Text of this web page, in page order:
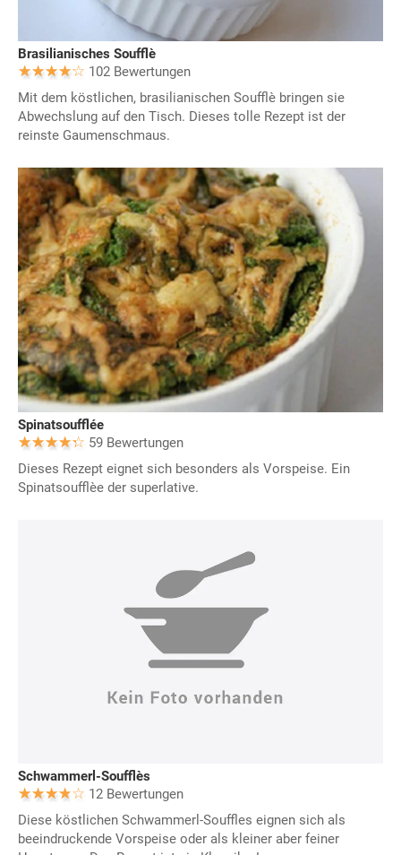
Brasilianisches Soufflè
102 Bewertungen
Mit dem köstlichen, brasilianischen Soufflè bringen sie
Abwechslung auf den Tisch. Dieses tolle Rezept ist der
reinste Gaumenschmaus.
Spinatsoufflée
59 Bewertungen
Dieses Rezept eignet sich besonders als Vorspeise. Ein
Spinatsoufflèe der superlative.
Schwammerl-Soufflès
12 Bewertungen
Diese köstlichen Schwammerl-Souffles eignen sich als
beeindruckende Vorspeise oder als kleiner aber feiner